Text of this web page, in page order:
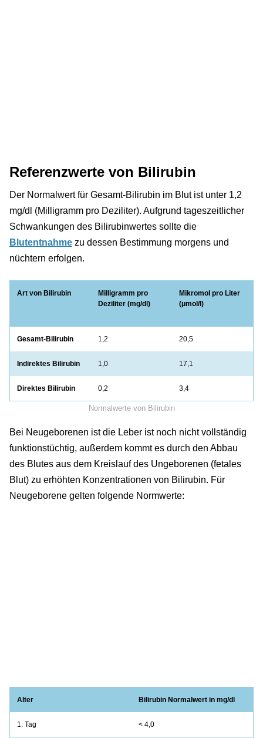
Referenzwerte von Bilirubin
Der Normalwert für Gesamt-Bilirubin im Blut ist unter 1,2
mg/dl (Milligramm pro Deziliter). Aufgrund tageszeitlicher
Schwankungen des Bilirubinwertes sollte die
Blutentnahme zu dessen Bestimmung morgens und
nüchtern erfolgen.
Normalwerte von Bilirubin
Art von Bilirubin
Milligramm pro
Deziliter (mg/dl)
Mikromol pro Liter
(μmol/l)
Gesamt-Bilirubin 1,2 20,5
Indirektes Bilirubin 1,0 17,1
Direktes Bilirubin 0,2 3,4
Bei Neugeborenen ist die Leber ist noch nicht vollständig
funktionstüchtig, außerdem kommt es durch den Abbau
des Blutes aus dem Kreislauf des Ungeborenen (fetales
Blut) zu erhöhten Konzentrationen von Bilirubin. Für
Neugeborene gelten folgende Normwerte:
Alter Bilirubin Normalwert in mg/dl
1. Tag < 4,0